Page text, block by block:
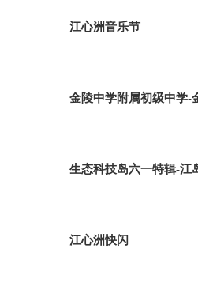
江心洲音乐节
金陵中学附属初级中学-
生态科技岛六一特辑-江
江心洲快闪